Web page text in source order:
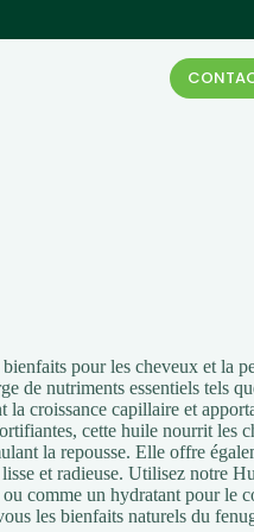
pour les cheveux et la
de nutriments essentiels tels
la croissance capillaire et
cette huile nourrit les
la repousse. Elle offre
et radieuse. Utilisez notre
comme un hydratant pour le
les bienfaits naturels du